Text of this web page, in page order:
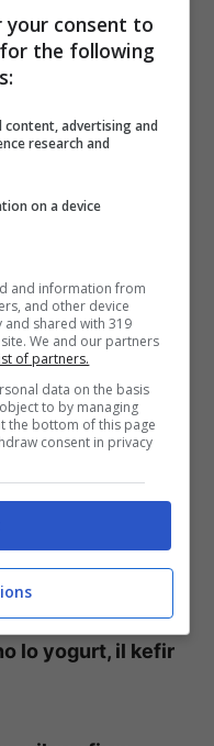
ecco quali sono i
dei
svilupparsi
Per questo
intestinale,
pancia più
contengono
lo yogurt, il kefir
consent to
the following
content, advertising and
research and
on a device
and information from
and other device
and shared with 319
We and our partners
of partners.
data on the basis
to by managing
the bottom of this page
consent in privacy